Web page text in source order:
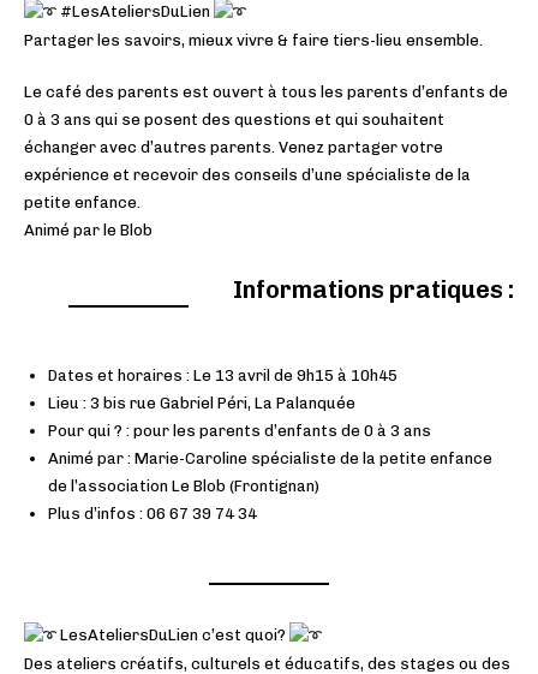
#LesAteliersDuLien
Partager les savoirs, mieux vivre & faire tiers-lieu ensemble.
Le café des parents est ouvert à tous les parents d’enfants de
0 à 3 ans qui se posent des questions et qui souhaitent
échanger avec d’autres parents. Venez partager votre
expérience et recevoir des conseils d’une spécialiste de la
petite enfance.
Animé par le Blob
Informations pratiques :
Dates et horaires : Le 13 avril de 9h15 à 10h45
Lieu : 3 bis rue Gabriel Péri, La Palanquée
Pour qui ? : pour les parents d’enfants de 0 à 3 ans
Animé par : Marie-Caroline spécialiste de la petite enfance
de l’association Le Blob (Frontignan)
Plus d’infos : 06 67 39 74 34
LesAteliersDuLien c’est quoi?
Des ateliers créatifs, culturels et éducatifs, des stages ou des